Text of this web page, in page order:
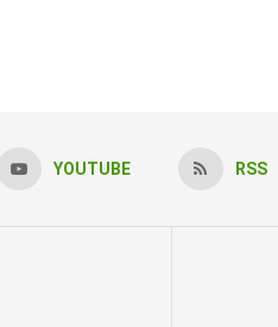
YOUTUBE RSS